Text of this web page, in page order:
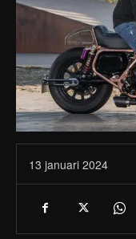
13 januari 2024